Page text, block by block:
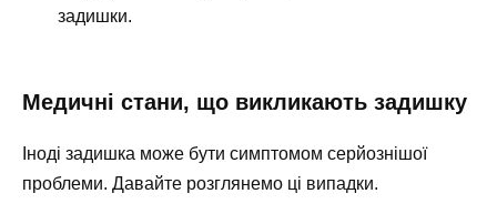
задишки.
Медичні стани, що викликають задишку
Іноді задишка може бути симптомом серйознішої
проблеми. Давайте розглянемо ці випадки.